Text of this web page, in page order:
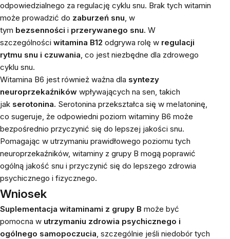
odpowiedzialnego za regulację cyklu snu. Brak tych witamin
może prowadzić do zaburzeń snu, w
tym bezsenności i przerywanego snu. W
szczególności witamina B12 odgrywa rolę w regulacji
rytmu snu i czuwania, co jest niezbędne dla zdrowego
cyklu snu.
Witamina B6 jest również ważna dla syntezy
neuroprzekaźników wpływających na sen, takich
jak serotonina. Serotonina przekształca się w meIatoninę,
co sugeruje, że odpowiedni poziom witaminy B6 może
bezpośrednio przyczynić się do lepszej jakości snu.
Pomagając w utrzymaniu prawidłowego poziomu tych
neuroprzekaźników, witaminy z grupy B mogą poprawić
ogólną jakość snu i przyczynić się do lepszego zdrowia
psychicznego i fizycznego.
Wniosek
Suplementacja witaminami z grupy B może być
pomocna w utrzymaniu zdrowia psychicznego i
ogólnego samopoczucia, szczególnie jeśli niedobór tych